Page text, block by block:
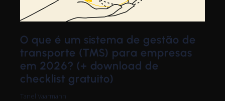
O que é um sistema de gestão de
transporte (TMS) para empresas
em 2026? (+ download de
checklist gratuito)
Tanel Vaarmann